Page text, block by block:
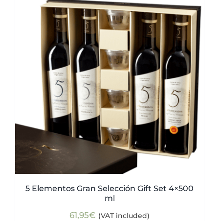
5 Elementos Gran Selección Gift Set 4×500
ml
61,95€ (VAT included)